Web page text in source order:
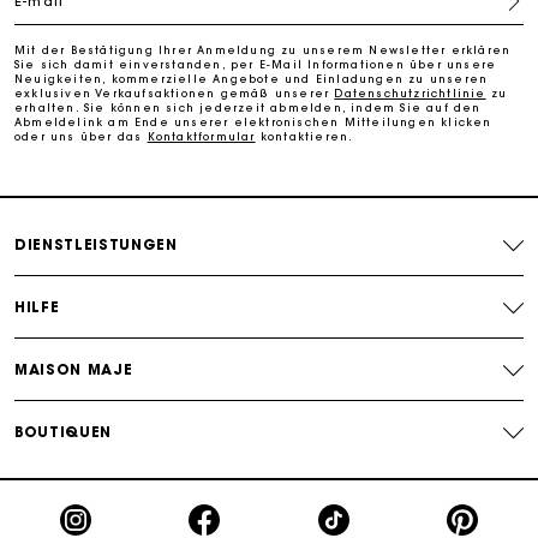
Kostenlose Umtausch & Rücksendung
Die Maje-Geschenkkarte: Die beste Möglichkeit, das
perfekte Geschenk zu machen
Mit der Bestätigung Ihrer Anmeldung zu unserem Newsletter erklären
Sie sich damit einverstanden, per E-Mail Informationen über unsere
Neuigkeiten, kommerzielle Angebote und Einladungen zu unseren
exklusiven Verkaufsaktionen gemäß unserer Datenschutzrichtlinie
zu
erhalten. Sie können sich jederzeit abmelden, indem Sie auf den
Abmeldelink am Ende unserer elektronischen Mitteilungen klicken
oder uns über das
Kontaktformular kontaktieren.
DIENSTLEISTUNGEN
HILFE
MAISON MAJE
BOUTIQUEN